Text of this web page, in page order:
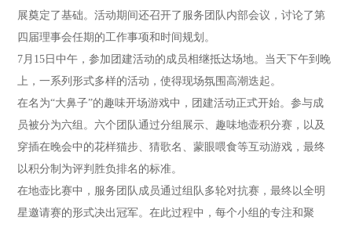
展奠定了基础。活动期间还召开了服务团队内部会议，讨论了第
四届理事会任期的工作事项和时间规划。
7月15日中午，参加团建活动的成员相继抵达场地。当天下午到晚
上，一系列形式多样的活动，使得现场氛围高潮迭起。
在名为“大鼻子”的趣味开场游戏中，团建活动正式开始。参与成
员被分为六组。六个团队通过分组展示、趣味地壶积分赛，以及
穿插在晚会中的花样猫步、猜歌名、蒙眼喂食等互动游戏，最终
以积分制为评判胜负排名的标准。
在地壶比赛中，服务团队成员通过组队多轮对抗赛，最终以全明
星邀请赛的形式决出冠军。在此过程中，每个小组的专注和聚